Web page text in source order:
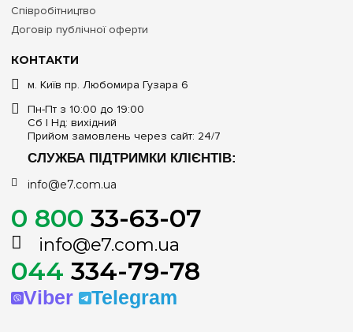
КОНТАКТИ
м. Київ пр. Любомира Гузара 6
Пн-Пт з 10:00 до 19:00
Сб | Нд: вихідний
Прийом замовлень через сайт: 24/7
СЛУЖБА ПІДТРИМКИ КЛІЄНТІВ:
info@e7.com.ua
0 800 33-63-07
info@e7.com.ua
044 334-79-78
Viber Telegram
Співробітництво
Договір публічної оферти